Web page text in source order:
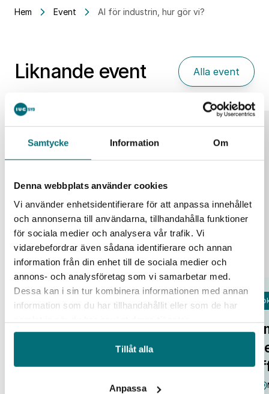
Samtycke Information Om
Denna webbplats använder cookies
Vi använder enhetsidentifierare för att anpassa innehållet
och annonserna till användarna, tillhandahålla funktioner
för sociala medier och analysera vår trafik. Vi
vidarebefordrar även sådana identifierare och annan
information från din enhet till de sociala medier och
annons- och analysföretag som vi samarbetar med.
Dessa kan i sin tur kombinera informationen med annan
information som du har tillhandahållit eller som de har
Tillåt alla
Anpassa
Hem Event AI för industrin, hur gör vi?
Liknande event Alla event
aug
Open Lab Day hos IUC Syd
IUC Syd/Malmö
Alla pratar om potentialen i ny
teknik. Smarta system, automation,
robotar och AI som kan lyfta…